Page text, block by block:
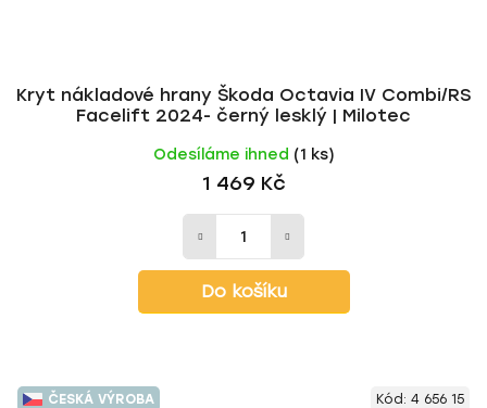
Kryt nákladové hrany Škoda Octavia IV Combi/RS
Facelift 2024- černý lesklý | Milotec
Odesíláme ihned (1 ks)
1 469 Kč
Do košíku
ČESKÁ VÝROBA Kód: 4 656 15